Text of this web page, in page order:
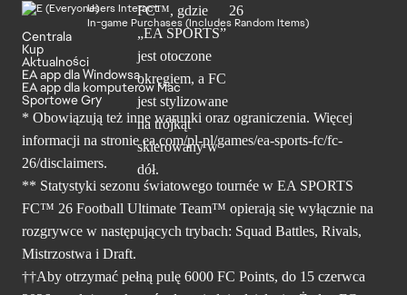
Users Interact
In-game Purchases (Includes Random Items)
Centrala
Kup
Aktualności
EA app dla Windowsa
EA app dla komputerów Mac
Sportowe Gry
* Obowiązują też inne warunki oraz ograniczenia. Więcej
informacji na stronie ea.com/pl-pl/games/ea-sports-fc/fc-
26/disclaimers.
** Statystyki sezonu światowego tournée w EA SPORTS
FC™ 26 Football Ultimate Team™ opierają się wyłącznie na
rozgrywce w następujących trybach: Squad Battles, Rivals,
Mistrzostwa i Draft.
††Aby otrzymać pełną pulę 6000 FC Points, do 15 czerwca